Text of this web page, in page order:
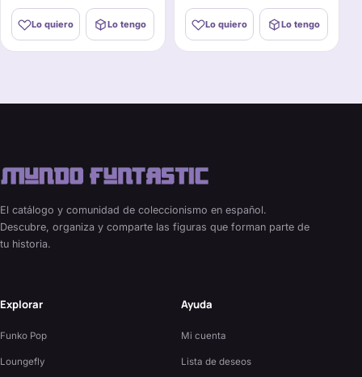
Lo quiero Lo tengo Lo quiero Lo tengo
El catálogo y comunidad de coleccionismo en español.
Descubre, organiza y comparte las figuras que forman parte de
tu historia.
Explorar
Funko Pop
Loungefly
Ayuda
Mi cuenta
Lista de deseos